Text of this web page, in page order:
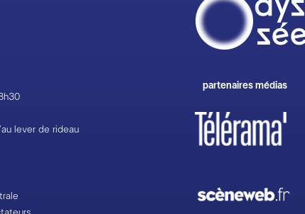
lever de rideau
partenaires médias